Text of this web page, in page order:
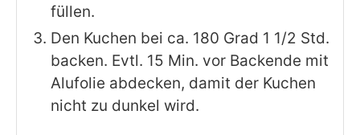
füllen.
Den Kuchen bei ca. 180 Grad 1 1/2 Std.
backen. Evtl. 15 Min. vor Backende mit
Alufolie abdecken, damit der Kuchen
nicht zu dunkel wird.